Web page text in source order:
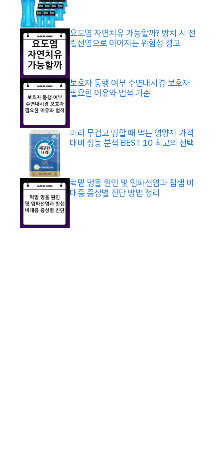
요도염 자연치유 가능할까? 방치 시 전
립선염으로 이어지는 위험성 경고
보호자 동행 여부 수면내시경 보호자
필요한 이유와 법적 기준
머리 무겁고 띵할 때 먹는 영양제 가격
대비 성능 분석 BEST 10 최고의 선택
턱밑 멍울 원인 및 임파선염과 침샘 비
대증 증상별 진단 방법 정리